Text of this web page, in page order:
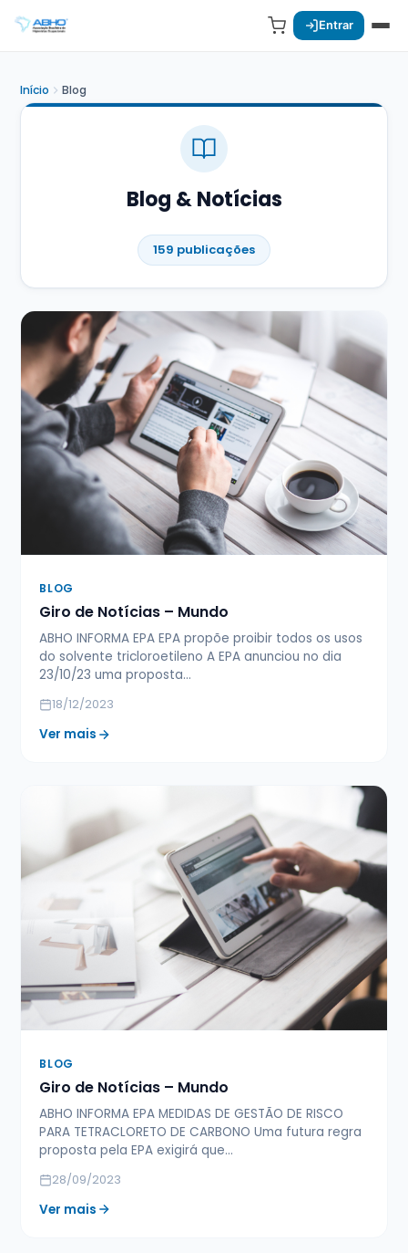
Entrar
Início Blog
Blog & Notícias
159 publicações
BLOG
Giro de Notícias – Mundo
ABHO INFORMA EPA EPA propõe proibir todos os usos
do solvente tricloroetileno A EPA anunciou no dia
23/10/23 uma proposta…
18/12/2023
Ver mais
BLOG
Giro de Notícias – Mundo
ABHO INFORMA EPA MEDIDAS DE GESTÃO DE RISCO
PARA TETRACLORETO DE CARBONO Uma futura regra
proposta pela EPA exigirá que…
28/09/2023
Ver mais